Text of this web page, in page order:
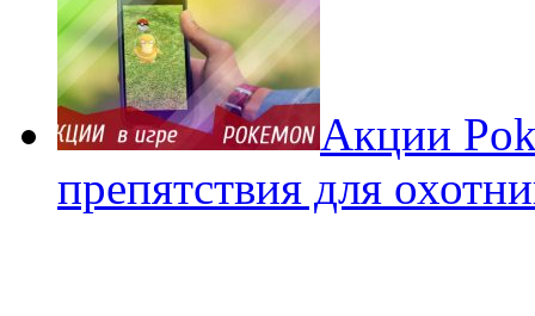
Акции
препятствия для